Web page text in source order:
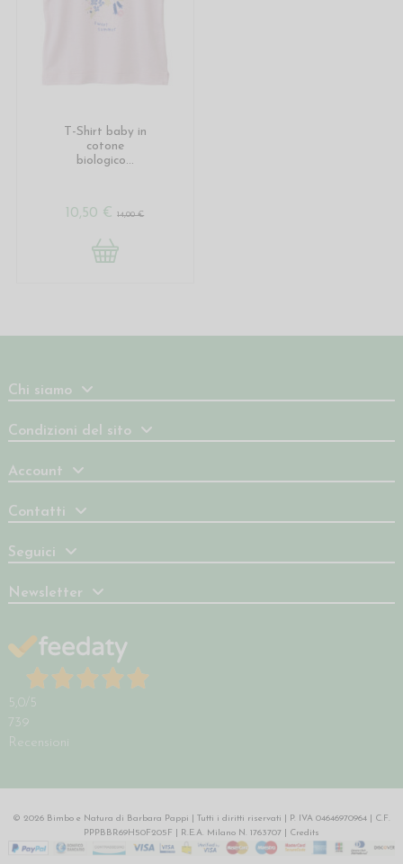
T-Shirt baby in
cotone
biologico...
10,50 €14,00 €
Chi siamo
Condizioni del sito
Account
Contatti
Seguici
Newsletter
5,0 /5
739
Recensioni
© 2026 Bimbo e Natura di Barbara Pappi | Tutti i diritti riservati | P. IVA 04646970964 | C.F.
PPPBBR69H50F205F | R.E.A. Milano N. 1763707 | Credits